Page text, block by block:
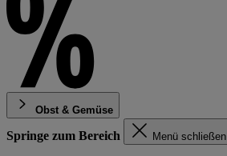
Obst & Gemüse
Springe zum Bereich Menü schließen